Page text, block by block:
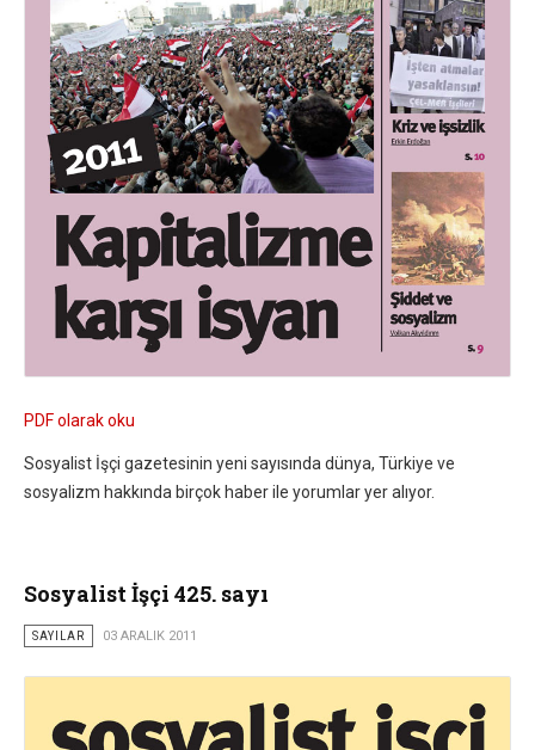
PDF olarak oku
Sosyalist İşçi gazetesinin yeni sayısında dünya, Türkiye ve
sosyalizm hakkında birçok haber ile yorumlar yer alıyor.
Sosyalist İşçi 425. sayı
SAYILAR 03 ARALIK 2011